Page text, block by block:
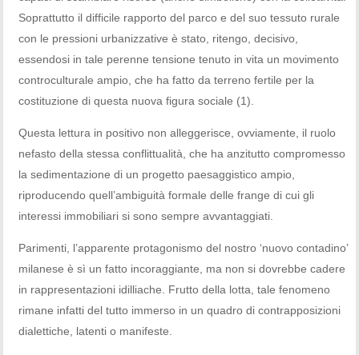
Soprattutto il difficile rapporto del parco e del suo tessuto rurale
con le pressioni urbanizzative è stato, ritengo, decisivo,
essendosi in tale perenne tensione tenuto in vita un movimento
controculturale ampio, che ha fatto da terreno fertile per la
costituzione di questa nuova figura sociale (1)
Questa lettura in positivo non alleggerisce, ovviamente, il ruolo
nefasto della stessa conflittualità, che ha anzitutto compromesso
la sedimentazione di un progetto paesaggistico ampio,
riproducendo quell’ambiguità formale delle frange di cui gli
interessi immobiliari si sono sempre avvantaggiati.
Parimenti, l’apparente protagonismo del nostro ‘nuovo contadino’
milanese è sì un fatto incoraggiante, ma non si dovrebbe cadere
in rappresentazioni idilliache. Frutto della lotta, tale fenomeno
rimane infatti del tutto immerso in un quadro di contrapposizioni
dialettiche, latenti o manifeste.